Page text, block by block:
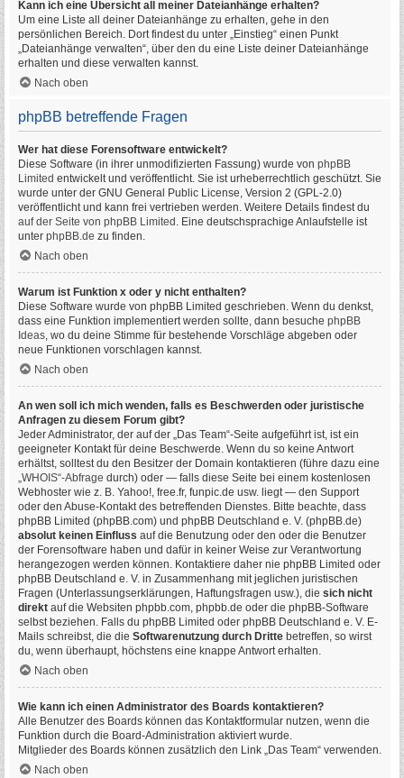
Kann ich eine Übersicht all meiner Dateianhänge erhalten?
Um eine Liste all deiner Dateianhänge zu erhalten, gehe in den
persönlichen Bereich. Dort findest du unter „Einstieg“ einen Punkt
„Dateianhänge verwalten“, über den du eine Liste deiner Dateianhänge
erhalten und diese verwalten kannst.
Nach oben
phpBB betreffende Fragen
Wer hat diese Forensoftware entwickelt?
Diese Software (in ihrer unmodifizierten Fassung) wurde von phpBB
Limited entwickelt und veröffentlicht. Sie ist urheberrechtlich geschützt. Sie
wurde unter der GNU General Public License, Version 2 (GPL-2.0)
veröffentlicht und kann frei vertrieben werden. Weitere Details findest du
auf der Seite von phpBB Limited . Eine deutschsprachige Anlaufstelle ist
unter phpBB.de zu finden.
Nach oben
Warum ist Funktion x oder y nicht enthalten?
Diese Software wurde von phpBB Limited geschrieben. Wenn du denkst,
dass eine Funktion implementiert werden sollte, dann besuche phpBB
Ideas, wo du deine Stimme für bestehende Vorschläge abgeben oder
neue Funktionen vorschlagen kannst.
Nach oben
An wen soll ich mich wenden, falls es Beschwerden oder juristische
Anfragen zu diesem Forum gibt?
Jeder Administrator, der auf der „Das Team“-Seite aufgeführt ist, ist ein
geeigneter Kontakt für deine Beschwerde. Wenn du so keine Antwort
erhältst, solltest du den Besitzer der Domain kontaktieren (führe dazu eine
„WHOIS“-Abfrage durch) oder — falls diese Seite bei einem kostenlosen
Webhoster wie z. B. Yahoo!, free.fr, funpic.de usw. liegt — den Support
oder den Abuse-Kontakt des betreffenden Dienstes. Bitte beachte, dass
phpBB Limited (phpBB.com) und phpBB Deutschland e. V. (phpBB.de)
absolut keinen Einfluss auf die Benutzung oder den oder die Benutzer
der Forensoftware haben und dafür in keiner Weise zur Verantwortung
herangezogen werden können. Kontaktiere daher nie phpBB Limited oder
phpBB Deutschland e. V. in Zusammenhang mit jeglichen juristischen
Fragen (Unterlassungserklärungen, Haftungsfragen usw.), die sich nicht
direkt auf die Websiten phpbb.com, phpbb.de oder die phpBB-Software
selbst beziehen. Falls du phpBB Limited oder phpBB Deutschland e. V. E-
Mails schreibst, die die Softwarenutzung durch Dritte betreffen, so wirst
du, wenn überhaupt, höchstens eine knappe Antwort erhalten.
Nach oben
Wie kann ich einen Administrator des Boards kontaktieren?
Alle Benutzer des Boards können das Kontaktformular nutzen, wenn die
Funktion durch die Board-Administration aktiviert wurde.
Mitglieder des Boards können zusätzlich den Link „Das Team“ verwenden.
Nach oben